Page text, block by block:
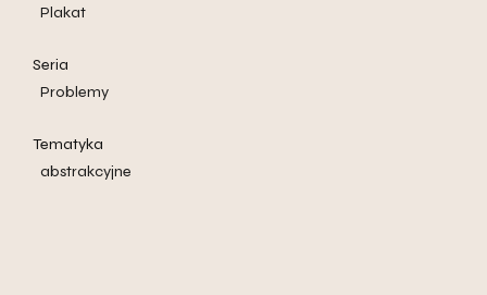
Plakat
Seria
Problemy
Tematyka
abstrakcyjne